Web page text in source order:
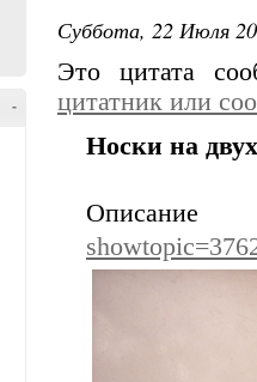
-
Суббота, 22 Июля
Это цитата
цитатник или
Носки на